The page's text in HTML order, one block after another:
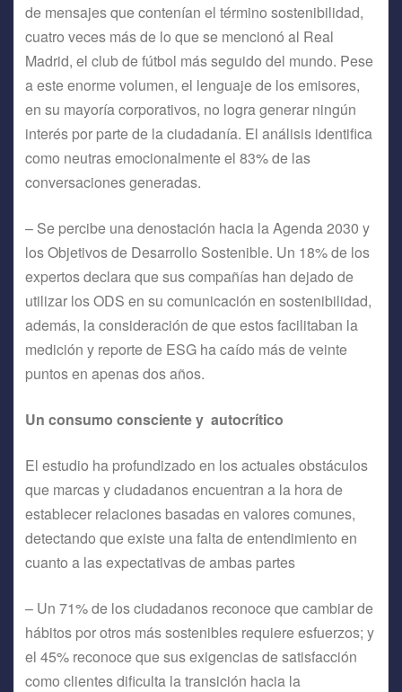
de mensajes que contenían el término sostenibilidad,
cuatro veces más de lo que se mencionó al Real
Madrid, el club de fútbol más seguido del mundo. Pese
a este enorme volumen, el lenguaje de los emisores,
en su mayoría corporativos, no logra generar ningún
interés por parte de la ciudadanía. El análisis identifica
como neutras emocionalmente el 83% de las
conversaciones generadas.
– Se percibe una denostación hacia la Agenda 2030 y
los Objetivos de Desarrollo Sostenible. Un 18% de los
expertos declara que sus compañías han dejado de
utilizar los ODS en su comunicación en sostenibilidad,
además, la consideración de que estos facilitaban la
medición y reporte de ESG ha caído más de veinte
puntos en apenas dos años.
Un consumo consciente y autocrítico
El estudio ha profundizado en los actuales obstáculos
que marcas y ciudadanos encuentran a la hora de
establecer relaciones basadas en valores comunes,
detectando que existe una falta de entendimiento en
cuanto a las expectativas de ambas partes
– Un 71% de los ciudadanos reconoce que cambiar de
hábitos por otros más sostenibles requiere esfuerzos; y
el 45% reconoce que sus exigencias de satisfacción
como clientes dificulta la transición hacia la